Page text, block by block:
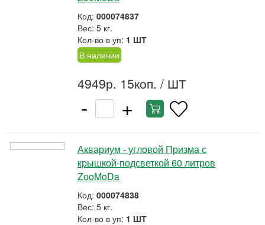
Код: 000074837
Вес: 5 кг.
Кол-во в уп: 1 ШТ
В наличии
4949р. 15коп. / ШТ
- +
Аквариум - угловой Призма с
крышкой-подсветкой 60 литров
ZooMoDa
Код: 000074838
Вес: 5 кг.
Кол-во в уп: 1 ШТ